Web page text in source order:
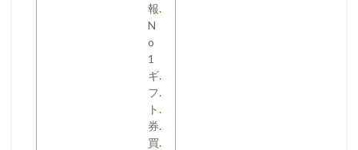
報
N
o
1
ギ
フ
ト
券
買